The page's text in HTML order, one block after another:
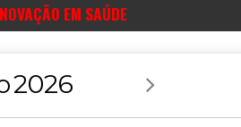
EM SAÚDE
2026